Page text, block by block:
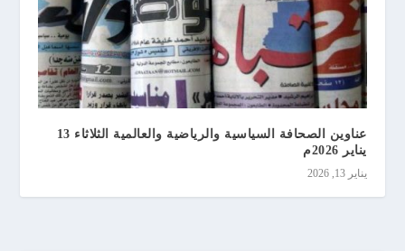
عناوين الصحافة السياسية والرياضية والعالمية الثلاثاء 13
يناير 2026م
يناير 13, 2026